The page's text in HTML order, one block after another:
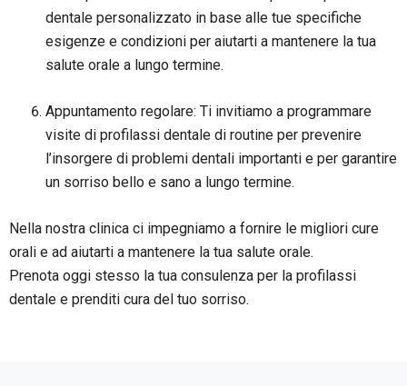
dentale personalizzato in base alle tue specifiche
esigenze e condizioni per aiutarti a mantenere la tua
salute orale a lungo termine.
Appuntamento regolare: Ti invitiamo a programmare
visite di profilassi dentale di routine per prevenire
l’insorgere di problemi dentali importanti e per garantire
un sorriso bello e sano a lungo termine.
Nella nostra clinica ci impegniamo a fornire le migliori cure
orali e ad aiutarti a mantenere la tua salute orale.
Prenota oggi stesso la tua consulenza per la profilassi
dentale e prenditi cura del tuo sorriso.